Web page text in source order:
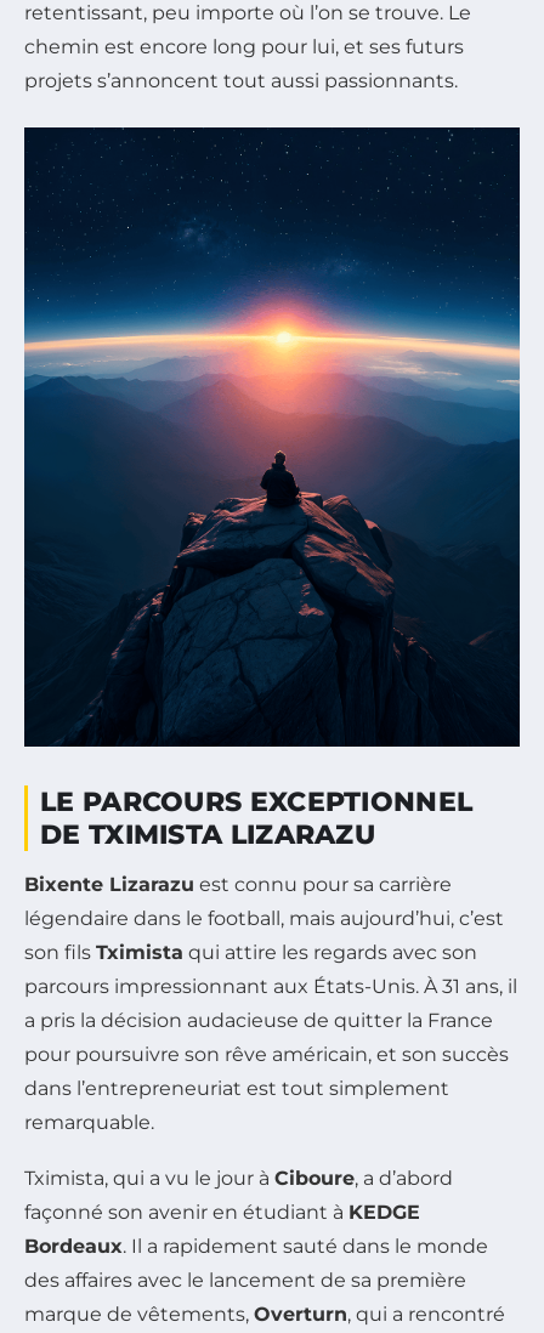
retentissant, peu importe où l’on se trouve. Le
chemin est encore long pour lui, et ses futurs
projets s’annoncent tout aussi passionnants.
LE PARCOURS EXCEPTIONNEL
DE TXIMISTA LIZARAZU
Bixente Lizarazu est connu pour sa carrière
légendaire dans le football, mais aujourd’hui, c’est
son fils Tximista qui attire les regards avec son
parcours impressionnant aux États-Unis. À 31 ans, il
a pris la décision audacieuse de quitter la France
pour poursuivre son rêve américain, et son succès
dans l’entrepreneuriat est tout simplement
remarquable.
Tximista, qui a vu le jour à Ciboure, a d’abord
façonné son avenir en étudiant à KEDGE
Bordeaux. Il a rapidement sauté dans le monde
des affaires avec le lancement de sa première
marque de vêtements, Overturn, qui a rencontré